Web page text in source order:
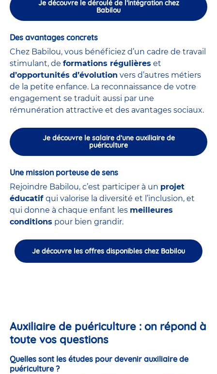
Je découvre le déroulé de l’intégration chez
Babilou
Des avantages concrets
Chez Babilou, vous bénéficiez d’un cadre de travail
stimulant, de formations régulières et
d’opportunités d’évolution vers d’autres métiers
de la petite enfance. La reconnaissance de votre
engagement se traduit aussi par une
rémunération attractive et des avantages sociaux.
Je découvre le salaire d’une auxiliaire de
puériculture
Une mission porteuse de sens
Rejoindre Babilou, c’est participer à un projet
éducatif qui valorise la diversité et l’inclusion, et
qui donne à chaque enfant les meilleures
conditions pour bien grandir.
Je découvre les offres disponibles chez Babilou
Auxiliaire de puériculture : on répond à
toute vos questions
Quelles sont les études pour devenir auxiliaire de
puériculture ?